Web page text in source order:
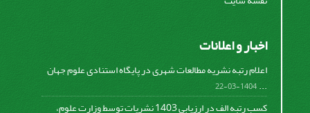
اخبار و اعلانات
اعلام رتبه نشریه مطالعات شهری در پایگاه استنادی علوم جهان
...
1404-03-22
کسب رتبه الف در ارزیابی 1403 نشریات توسط وزارت علوم،